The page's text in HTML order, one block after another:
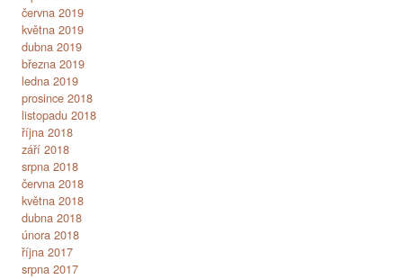
června 2019
května 2019
dubna 2019
března 2019
ledna 2019
prosince 2018
listopadu 2018
října 2018
září 2018
srpna 2018
června 2018
května 2018
dubna 2018
února 2018
října 2017
srpna 2017